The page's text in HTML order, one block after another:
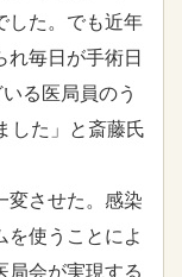
した。でも近年
れ毎日が手術日
る医局員のう
した」と斎藤氏
させた。感染
を使うことによ
局会が実現する